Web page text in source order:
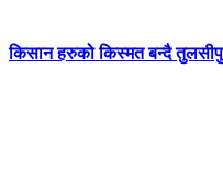
किसान हरुको किस्मत बन्दै